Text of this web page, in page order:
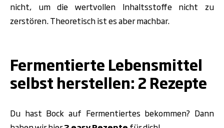
nicht, um die wertvollen Inhaltsstoffe nicht zu
zerstören. Theoretisch ist es aber machbar.
Fermentierte Lebensmittel
selbst herstellen: 2 Rezepte
Du hast Bock auf Fermentiertes bekommen? Dann